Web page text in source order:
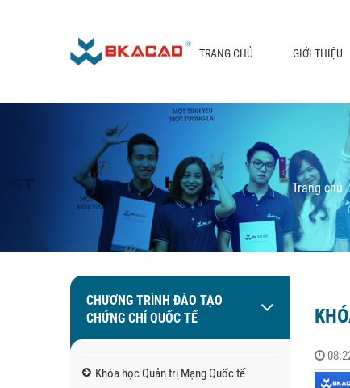
TRANG CHỦ GIỚI THIỆU
Trang chủ
CHƯƠNG TRÌNH ĐÀO TẠO
CHỨNG CHỈ QUỐC TẾ
Khóa học Quản trị Mạng Quốc tế